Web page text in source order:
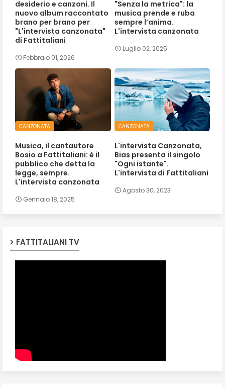
desiderio e canzoni. Il
nuovo album raccontato
brano per brano per
"L'intervista canzonata"
di Fattitaliani
Febbraio 01, 2026
"Senza la metrica": la
musica prende e ruba
sempre l’anima.
L'intervista canzonata
Luglio 02, 2025
CANZONATA
Musica, il cantautore
Bosio a Fattitaliani: è il
pubblico che detta la
legge, sempre.
L'intervista canzonata
Gennaio 18, 2025
CANZONATA
L'intervista Canzonata,
Bias presenta il singolo
"Ogni istante".
L'intervista di Fattitaliani
Agosto 30, 2023
FATTITALIANI TV